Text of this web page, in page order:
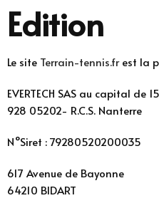
Edition
Le site Terrain-tennis.frest la
EVERTECH SAS au capital
928 05202- R.C.S. Nanterre
N°Siret : 79280520200035
617 Avenue de Bayonne
64210 BIDART